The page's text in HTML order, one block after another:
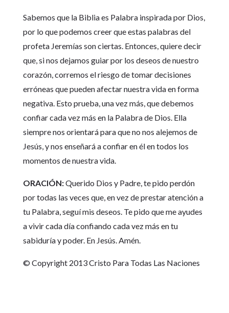
Sabemos que la Biblia es Palabra inspirada por Dios,
por lo que podemos creer que estas palabras del
profeta Jeremías son ciertas. Entonces, quiere decir
que, si nos dejamos guiar por los deseos de nuestro
corazón, corremos el riesgo de tomar decisiones
erróneas que pueden afectar nuestra vida en forma
negativa. Esto prueba, una vez más, que debemos
confiar cada vez más en la Palabra de Dios. Ella
siempre nos orientará para que no nos alejemos de
Jesús, y nos enseñará a confiar en él en todos los
momentos de nuestra vida.
ORACIÓN:Querido Dios y Padre, te pido perdón
por todas las veces que, en vez de prestar atención a
tu Palabra, seguí mis deseos. Te pido que me ayudes
a vivir cada día confiando cada vez más en tu
sabiduría y poder. En Jesús. Amén.
© Copyright 2013 Cristo Para Todas Las Naciones